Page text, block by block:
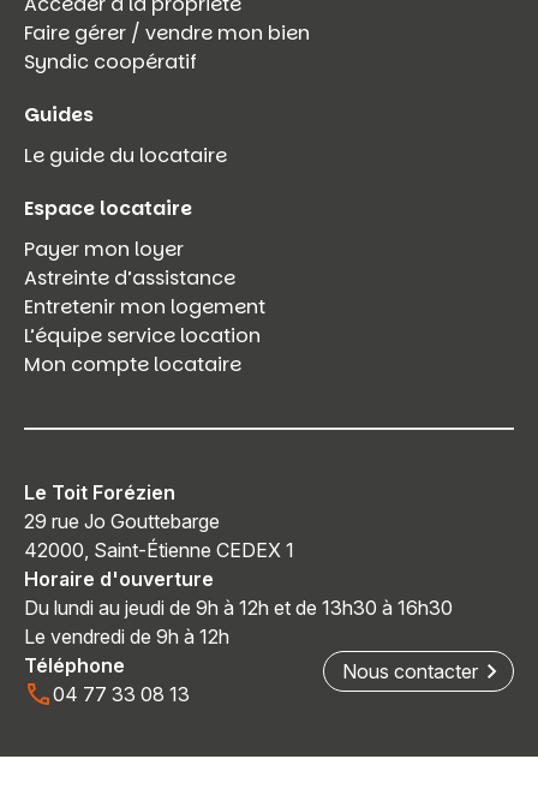
Faire gérer / vendre mon bien
Syndic coopératif
Guides
Le guide du locataire
Espace locataire
Payer mon loyer
Astreinte d’assistance
Entretenir mon logement
L’équipe service location
Mon compte locataire
Le Toit Forézien
29 rue Jo Gouttebarge
42000, Saint-Étienne CEDEX 1
Horaire d'ouverture
Du lundi au jeudi de 9h à 12h et de 13h30 à 16h30
Le vendredi de 9h à 12h
Téléphone
04 77 33 08 13
Nous contacter